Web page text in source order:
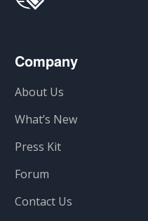
Company
About Us
What’s New
Press Kit
Forum
Contact Us